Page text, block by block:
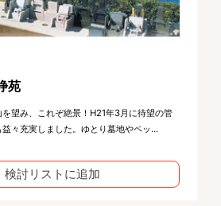
苑
望み、これぞ絶景！H21年3月に待望の管
々充実しました。ゆとり墓地やペッ...
検討リストに追加